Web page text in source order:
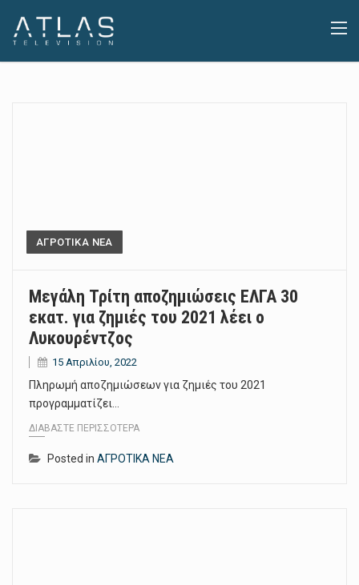
ΑΓΡΟΤΙΚΑ ΝΕΑ
Μεγάλη Τρίτη αποζημιώσεις ΕΛΓΑ 30
εκατ. για ζημιές του 2021 λέει ο
Λυκουρέντζος
15 Απριλίου, 2022
Πληρωμή αποζημιώσεων για ζημιές του 2021
προγραμματίζει…
ΔΙΑΒΆΣΤΕ ΠΕΡΙΣΣΌΤΕΡΑ
Posted in ΑΓΡΟΤΙΚΑ ΝΕΑ